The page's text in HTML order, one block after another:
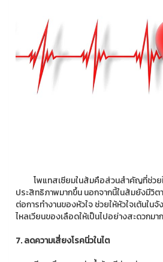
โพแทสเซียมในส้มคือส่วนสำคัญที่ช่วยใ
ประสิทธิภาพมากขึ้น นอกจากนี้ในส้มยังมีวิต
ต่อการทำงานของหัวใจ ช่วยให้หัวใจเต้นใน
ไหลเวียนของเลือดให้เป็นไปอย่างสะดวกม
7. ลดความเสี่ยงโรคนิ่วในไต